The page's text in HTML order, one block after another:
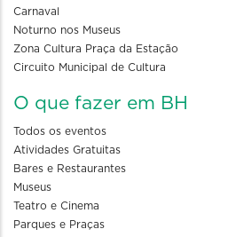
Carnaval
Noturno nos Museus
Zona Cultura Praça da Estação
Circuito Municipal de Cultura
O que fazer em BH
Todos os eventos
Atividades Gratuitas
Bares e Restaurantes
Museus
Teatro e Cinema
Parques e Praças